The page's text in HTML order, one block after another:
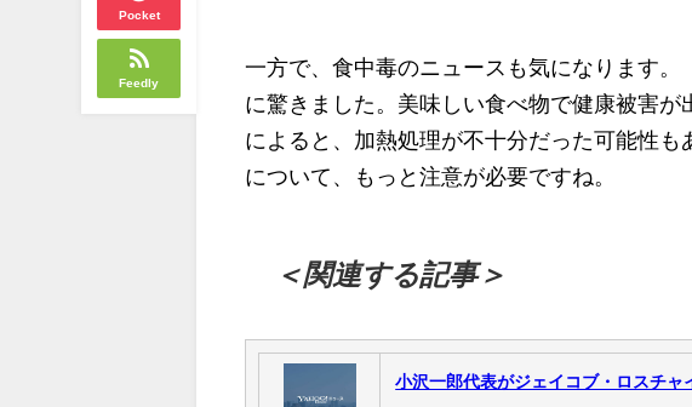
Pocket
Feedly
一方で、食中毒のニュースも気になります
に驚きました。美味しい食べ物で健康被害
によると、加熱処理が不十分だった可能性
について、もっと注意が必要ですね。
＜関連する記事＞
小沢一郎代表がジェイコブ・ロスチ